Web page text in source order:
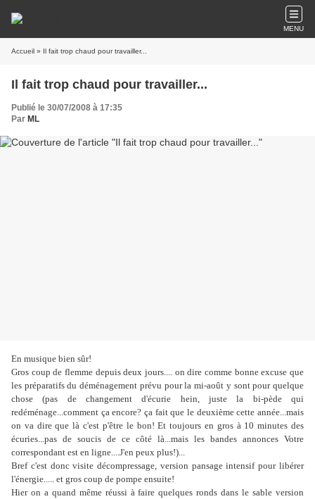
MENU
Accueil » Il fait trop chaud pour travailler...
Il fait trop chaud pour travailler...
Publié le 30/07/2008 à 17:35
Par ML
En musique bien sûr!
Gros coup de flemme depuis deux jours.... on dire comme bonne excuse que
les préparatifs du déménagement prévu pour la mi-août y sont pour quelque
chose (pas de changement d'écurie hein, juste la bi-pède qui
redéménage...comment ça encore? ça fait que le deuxième cette année...mais
on va dire que là c'est p'être le bon! Et toujours en gros à 10 minutes des
écuries...pas de soucis de ce côté là...mais les bandes annonces Votre
correspondant est en ligne....J'en peux plus!)...
Bref c'est donc visite décompressage, version pansage intensif pour libérer
l'énergie..... et gros coup de pompe ensuite!
Hier on a quand même réussi à faire quelques ronds dans le sable version